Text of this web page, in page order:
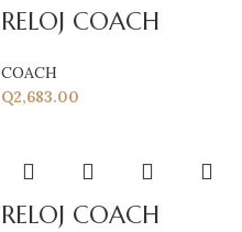
RELOJ COACH
COACH
Q2,683.00
RELOJ COACH